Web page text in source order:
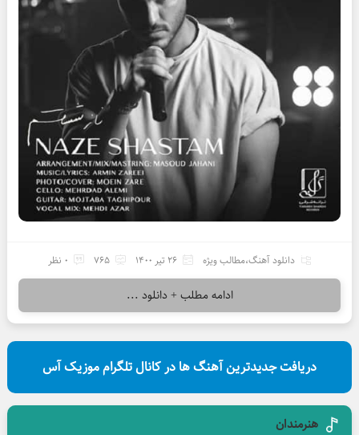
دانلود آهنگ،مطالب ویژه 26 تیر 1400 765 0 نظر
ادامه مطلب + دانلود ...
دریافت جدیدترین آهنگ ها در کانال تلگرام موزیک آس
هنرمندان